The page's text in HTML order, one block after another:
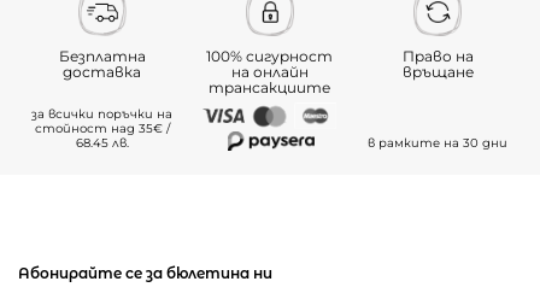
Безплатна
доставка
за всички поръчки на
стойност над 35€ /
68.45 лв.
100% сигурност
на онлайн
трансакциите
Право на
връщане
в рамките на 30 дни
Абонирайте се за бюлетина ни